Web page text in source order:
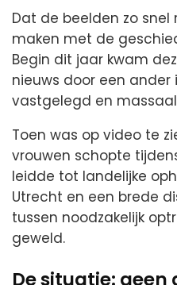
Dat de beelden zo
maken met de
Begin dit jaar kwam
nieuws door een ander
vastgelegd en
Toen was op video te
vrouwen schopte
leidde tot landelijke
Utrecht en een brede
tussen noodzakelijk
geweld.
De situatie: geen